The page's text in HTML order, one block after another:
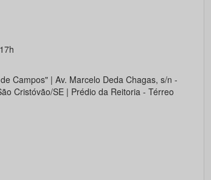
Campos" | Av. Marcelo Deda Chagas, s/n -
Cristóvão/SE | Prédio da Reitoria - Térreo